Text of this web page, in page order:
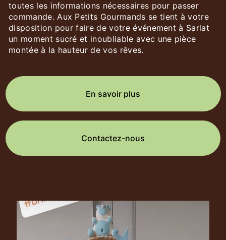
toutes les informations nécessaires pour passer
commande. Aux Petits Gourmands se tient à votre
disposition pour faire de votre événement à Sarlat
un moment sucré et inoubliable avec une pièce
montée à la hauteur de vos rêves.
En savoir plus
Contactez-nous